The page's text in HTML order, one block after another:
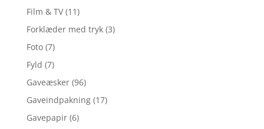
Film & TV (11)
Forklæder med tryk (3)
Foto (7)
Fyld (7)
Gaveæsker (96)
Gaveindpakning (17)
Gavepapir (6)